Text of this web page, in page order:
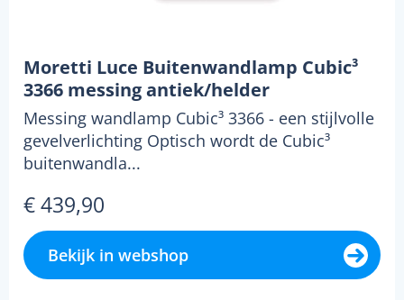
Moretti Luce Buitenwandlamp Cubic³
3366 messing antiek/helder
Messing wandlamp Cubic³ 3366 - een stijlvolle
gevelverlichting Optisch wordt de Cubic³
buitenwandla...
€ 439,90
Bekijk in webshop